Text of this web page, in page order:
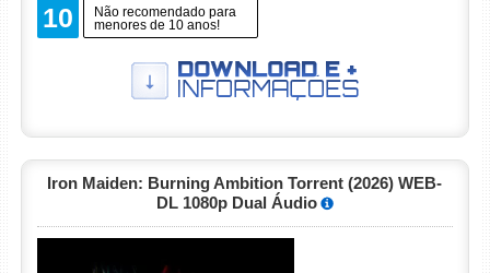
10
Não recomendado para
menores de 10 anos!
Iron Maiden: Burning Ambition Torrent (2026) WEB-
DL 1080p Dual Áudio